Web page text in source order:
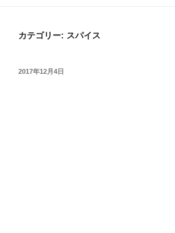
カテゴリー: スパイス
2017年12月4日